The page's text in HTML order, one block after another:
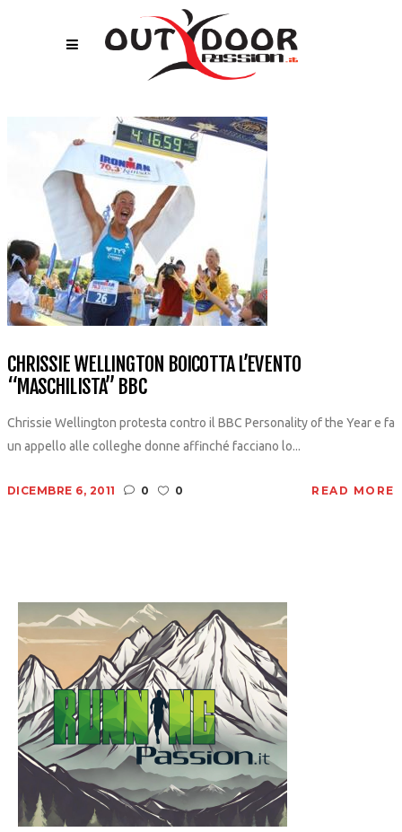
CHRISSIE WELLINGTON BOICOTTA L’EVENTO
“MASCHILISTA” BBC
Chrissie Wellington protesta contro il BBC Personality of the Year e fa
un appello alle colleghe donne affinché facciano lo...
DICEMBRE 6, 2011 0 0 READ MORE